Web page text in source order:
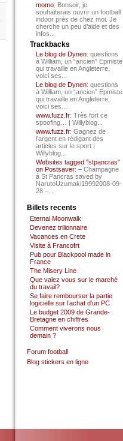
momo: Bonsoir, je
souhaiterais ouvrir un football
indoor près de chez moi. Je
cherche un peu d’aide et des
infos...
Trackbacks
Le blog de Dynen: questions
à William, un “ancien” Epmiste
qui travaille en Angleterre,
voici ses...
Le blog de Dynen: questions
à William, un “ancien” Epmiste
qui travaille en Angleterre,
voici ses...
www.fuzz.fr: Très fort ce
spoofing… | Willyblog...
www.fuzz.fr: Gagnez de
l’argent en rédigant des
articles sur le sport |
Willyblog...
Websites tagged "stpancras"
on Postsaver: – Champagne
à St Pancras saved by
NarutoUzumaki19992008-09-
28 –...
Billets recents
Eternal Moonwalk
Devenez trilionnaire
Vacances en Crete
Visite à Francofrt
Pub pour Blackpool made in
France
The Misery Line
Que valez vous sur le marché
du travail?
Se faire rembourser la partie
logicielle sur l’achat d’un PC
Le budget 2009 de Grande-
Bretagne en chiffres
Comment viverons nous
demain ?
Forum football
Blog stickers en ligne